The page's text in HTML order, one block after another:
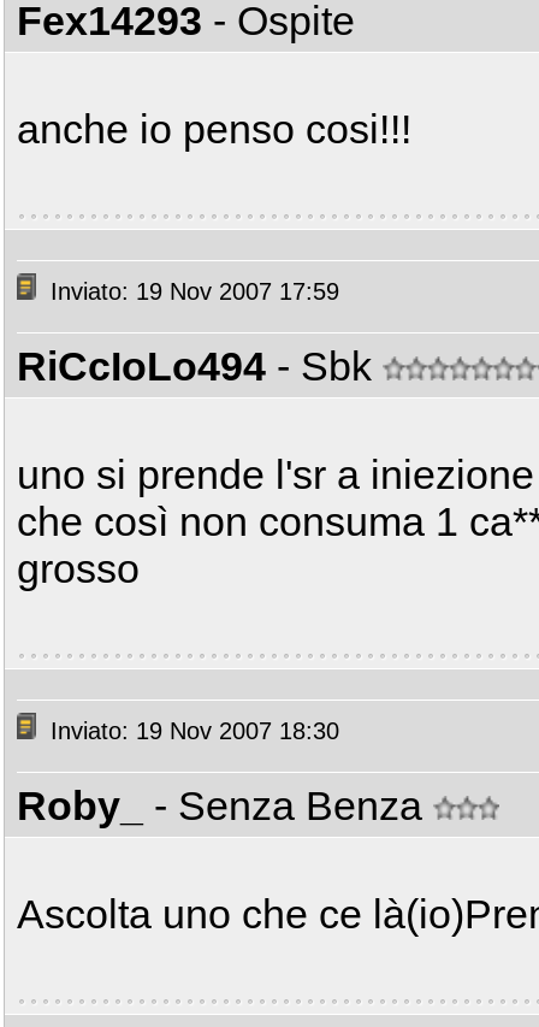
Fex14293 - Ospite
anche io penso cosi!!!
Inviato: 19 Nov 2007 17:59
RiCcIoLo494 - Sbk
uno si prende l'sr a
che così non consuma 1
grosso
Inviato: 19 Nov 2007 18:30
Roby_ - Senza Benza
Ascolta uno che ce